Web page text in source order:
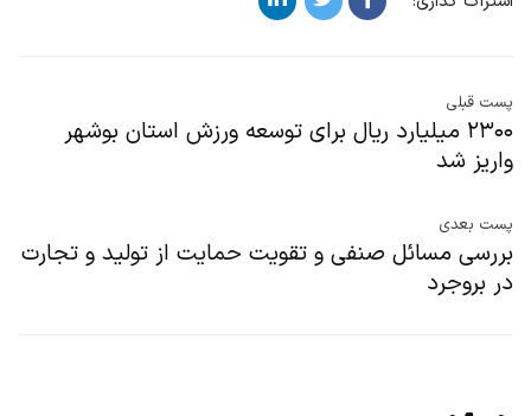
پست قبلی
۲۳۰۰ میلیارد ریال برای توسعه ورزش استان بوشهر
واریز شد
پست بعدی
بررسی مسائل صنفی و تقویت حمایت از تولید و تجارت
در بروجرد